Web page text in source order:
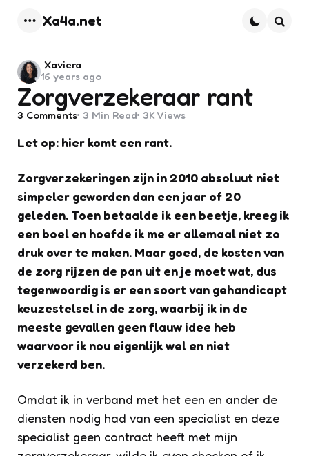
Xa4a.net
Zorgverzekeraar rant
Posted
by
Xaviera
16 years ago
3 Comments 3 Min Read 3K Views
Let op: hier komt een rant.
Zorgverzekeringen zijn in 2010 absoluut niet
simpeler geworden dan een jaar of 20
geleden. Toen betaalde ik een beetje, kreeg ik
een boel en hoefde ik me er allemaal niet zo
druk over te maken. Maar goed, de kosten van
de zorg rijzen de pan uit en je moet wat, dus
tegenwoordig is er een soort van gehandicapt
keuzestelsel in de zorg, waarbij ik in de
meeste gevallen geen flauw idee heb
waarvoor ik nou eigenlijk wel en niet
verzekerd ben.
Omdat ik in verband met het een en ander de
diensten nodig had van een specialist en deze
specialist geen contract heeft met mijn